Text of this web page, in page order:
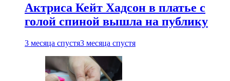
Актриса Кейт Хадсон в платье с
голой спиной вышла на публику
3 месяца спустя3 месяца спустя